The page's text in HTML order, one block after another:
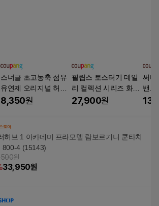
스너글 초고농축 섬유
유연제 오리지널 허거
블 코튼 본품
8,350원
필립스 토스터기 데일
리 컬렉션 시리즈 화이
트
27,900원
써머
밴드
허브 1 아카데미 프라모델 람보르기니 쿤타치
800-4 (15143)
원
33,950원